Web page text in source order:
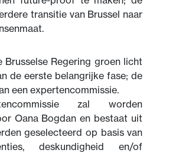
transitie van Brussel naar
Brusselse Regering groen licht
de eerste belangrijke fase; de
een expertencommissie.
zal worden
Oana Bogdan en bestaat uit
geselecteerd op basis van
deskundigheid en/of